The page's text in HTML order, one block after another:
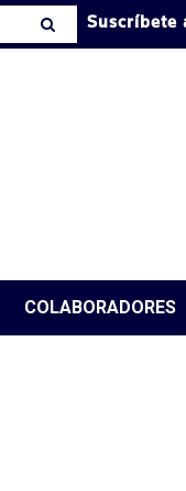
Suscríbete
COLABORADORES